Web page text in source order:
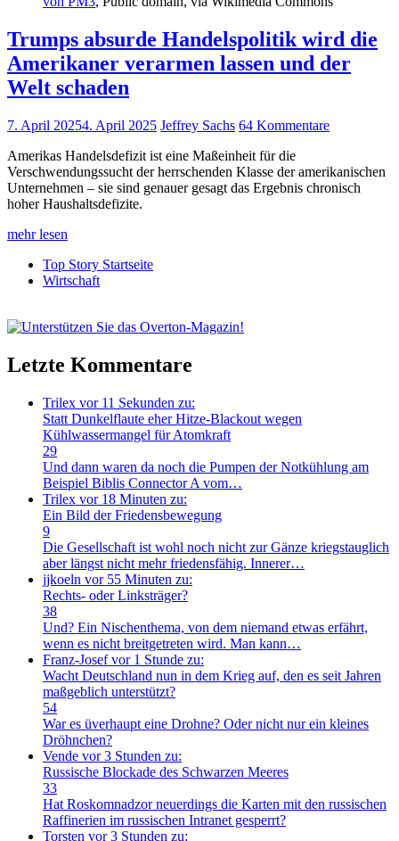
Trumps absurde Handelspolitik wird die
Amerikaner verarmen lassen und der
Welt schaden
7. April 20254. April 2025 Jeffrey Sachs 64 Kommentare
Amerikas Handelsdefizit ist eine Maßeinheit für die
Verschwendungssucht der herrschenden Klasse der amerikanischen
Unternehmen – sie sind genauer gesagt das Ergebnis chronisch
hoher Haushaltsdefizite.
mehr lesen
Top Story Startseite
Wirtschaft
Letzte Kommentare
Trilex vor 11 Sekunden zu:
Statt Dunkelflaute eher Hitze-Blackout wegen
Kühlwassermangel für Atomkraft
29
Und dann waren da noch die Pumpen der Notkühlung am
Beispiel Biblis Connector A vom…
Trilex vor 18 Minuten zu:
Ein Bild der Friedensbewegung
9
Die Gesellschaft ist wohl noch nicht zur Gänze kriegstauglich
aber längst nicht mehr friedensfähig. Innerer…
jjkoeln vor 55 Minuten zu:
Rechts- oder Linksträger?
38
Und? Ein Nischenthema, von dem niemand etwas erfährt,
wenn es nicht breitgetreten wird. Man kann…
Franz-Josefvor 1 Stunde zu:
Wacht Deutschland nun in dem Krieg auf, den es seit Jahren
maßgeblich unterstützt?
54
War es üverhaupt eine Drohne? Oder nicht nur ein kleines
Dröhnchen?
Vende vor 3 Stunden zu:
Russische Blockade des Schwarzen Meeres
33
Hat Roskomnadzor neuerdings die Karten mit den russischen
Raffinerien im russischen Intranet gesperrt?
Torsten vor 3 Stunden zu: